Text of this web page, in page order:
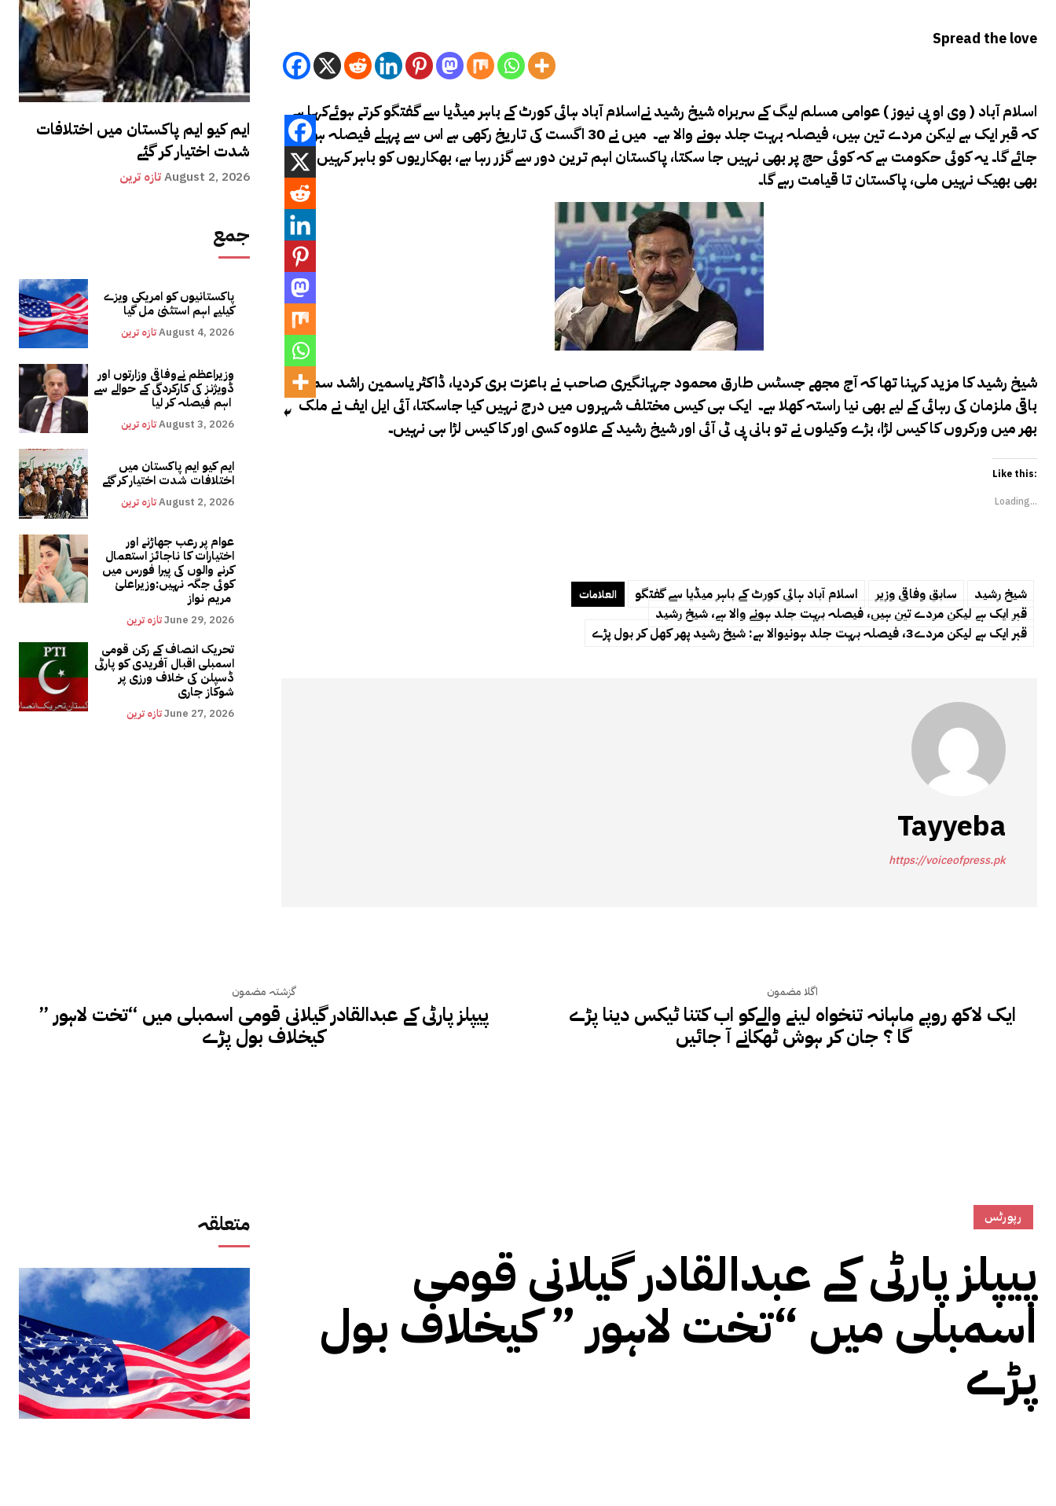
ایم کیو ایم پاکستان میں اختلافات
شدت اختیار کر گئے
تازہ ترینAugust 2, 2026
جمع
پاکستانیوں کو امریکی ویزے
کیلیے اہم استثنیٰ مل گیا
تازہ ترینAugust 4, 2026
وزیراعظم نےوفاقی وزارتوں اور
ڈویژنز کی کارکردگی کے حوالے سے
تازہ ترینAugust 3, 2026
ایم کیو ایم پاکستان میں
اختلافات شدت اختیار کر گئے
تازہ ترینAugust 2, 2026
عوام پر رعب جھاڑنے اور
اختیارات کا ناجائز استعمال
کرنے والوں کی پیرا فورس میں
کوئی جگہ نہیں:وزیراعلیٰ
تازہ ترینJune 29, 2026
تحریک انصاف کے رکن قومی
اسمبلی اقبال آفریدی کو پارٹی
ڈسپلن کی خلاف ورزی پر
شوکاز جاری
تازہ ترینJune 27, 2026
Spread the love
اسلام آباد ( وی او پی نیوز ) عوامی مسلم لیگ کے سربراہ شیخ رشید نےاسلام آباد ہائی کورٹ کے باہر میڈیا سے گفتگو کرتے ہوئےکہا ہے
کہ قبر ایک ہے لیکن مردے تین ہیں، فیصلہ بہت جلد ہونے والا ہے۔
میں نے 30 اگست کی تاریخ رکھی ہے اس سے پہلے فیصلہ ہو
جائے گا۔ یہ کوئی حکومت ہے کہ کوئی حج پر بھی نہیں جا سکتا، پاکستان اہم ترین دور سے گزر رہا ہے، بھکاریوں کو باہر کہیں سے
بھی بھیک نہیں ملی، پاکستان تا قیامت رہے گا۔
شیخ رشید کا مزید کہنا تھا کہ آج مجھے جسٹس طارق محمود جہانگیری صاحب نے باعزت بری کردیا، ڈاکٹر یاسمین راشد سمیت
باقی ملزمان کی رہائی کے لیے بھی نیا راستہ کھلا ہے۔ ایک ہی کیس مختلف شہروں میں درج نہیں کیا جاسکتا، آئی ایل ایف نے ملک
بھر میں ورکروں کا کیس لڑا، بڑے وکیلوں نے تو بانی پی ٹی آئی اور شیخ رشید کے علاوہ کسی اور کا کیس لڑا ہی نہیں۔
Like this:
Loading...
العلامات اسلام آباد ہائی کورٹ کے باہر میڈیا سے گفتگو سابق وفاقی وزیر
شیخ رشید
قبر ایک ہے لیکن مردے تین ہیں، فیصلہ بہت جلد ہونے والا ہے، شیخ رشید
قبر ایک ہے لیکن مردے3، فیصلہ بہت جلد ہونیوالا ہے: شیخ رشید پھر کھل کر بول پڑے
Tayyeba
https://voiceofpress.pk
گزشتہ مضمون
پیپلز پارٹی کے عبدالقادر گیلانی قومی اسمبلی میں “تخت لاہور ”
کیخلاف بول پڑے
اگلا مضمون
ایک لاکھ روپے ماہانہ تنخواہ لینے والےکو اب کتنا ٹیکس دینا پڑے
گا ؟ جان کر ہوش ٹھکانے آ جائیں